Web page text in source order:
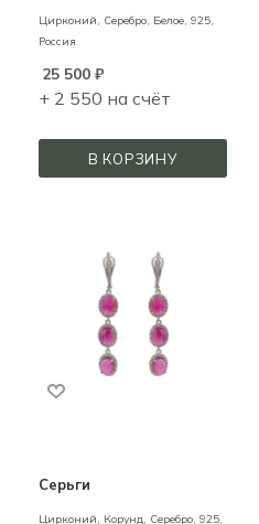
Цирконий, Серебро, Белое, 925,
Россия
25 500 ₽
+ 2 550 на счёт
В КОРЗИНУ
Серьги
Цирконий, Корунд, Серебро, 925,